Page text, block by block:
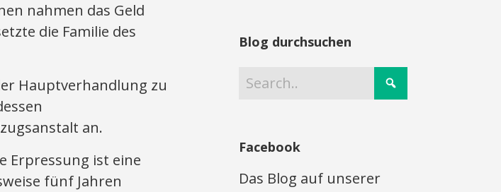
nahmen das Geld
die Familie des
Hauptverhandlung zu
an.
Erpressung ist eine
fünf Jahren
Blog durchsuchen
Facebook
Das Blog auf unserer